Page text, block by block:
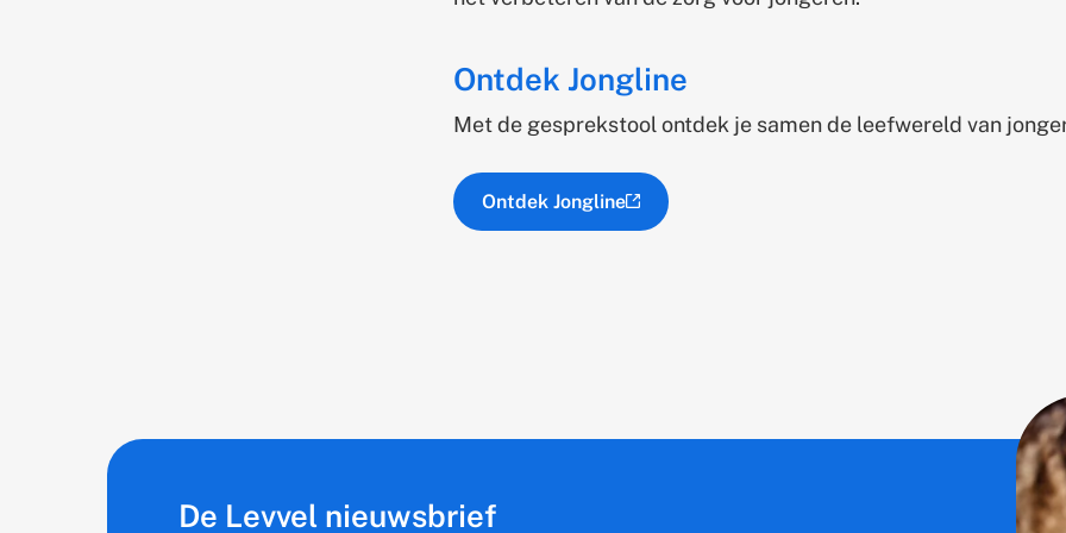
Ontdek Jongline
Met de gesprekstool ontdek je samen de leefwereld van
Ontdek Jongline(externe link)
De Levvel nieuwsbrief